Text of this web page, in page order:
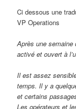
Ci dessous une
VP Operations
Après une
activé et ouvert à
Il est assez
temps. Il y a
et certains
Les opérateurs et